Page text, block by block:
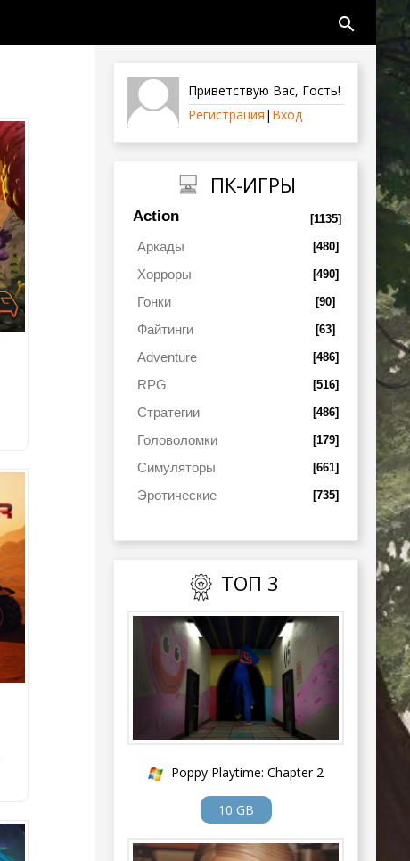
search
Приветствую Вас, Гость!
Регистрация | Вход
ПК-ИГРЫ
Action [1135]
Аркады [480]
Хорроры [490]
Гонки [90]
Файтинги [63]
Adventure [486]
RPG [516]
Стратегии [486]
Головоломки [179]
Симуляторы [661]
Эротические [735]
ТОП 3
Poppy Playtime: Chapter 2
10 GB